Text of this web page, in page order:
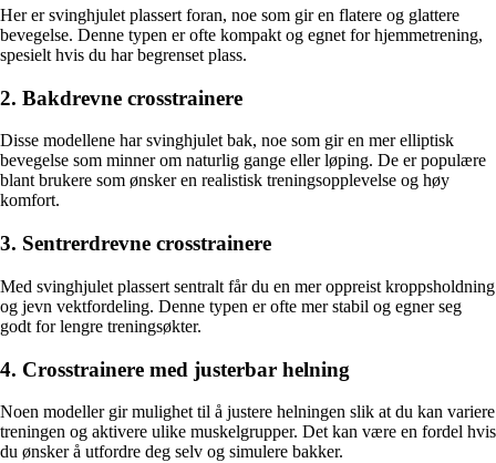
Her er svinghjulet plassert foran, noe som gir en flatere og glattere
bevegelse. Denne typen er ofte kompakt og egnet for hjemmetrening,
spesielt hvis du har begrenset plass.
2. Bakdrevne crosstrainere
Disse modellene har svinghjulet bak, noe som gir en mer elliptisk
bevegelse som minner om naturlig gange eller løping. De er populære
blant brukere som ønsker en realistisk treningsopplevelse og høy
komfort.
3. Sentrerdrevne crosstrainere
Med svinghjulet plassert sentralt får du en mer oppreist kroppsholdning
og jevn vektfordeling. Denne typen er ofte mer stabil og egner seg
godt for lengre treningsøkter.
4. Crosstrainere med justerbar helning
Noen modeller gir mulighet til å justere helningen slik at du kan variere
treningen og aktivere ulike muskelgrupper. Det kan være en fordel hvis
du ønsker å utfordre deg selv og simulere bakker.